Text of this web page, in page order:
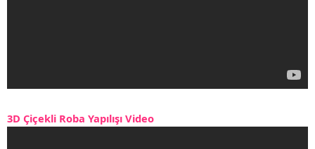
3D Çiçekli Roba Yapılışı Video